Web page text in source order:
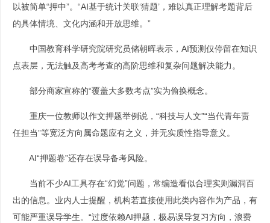
以被简单“押中”。“AI基于统计关联‘猜题’，难以真正理解考题背后
的具体情境、文化内涵和开放思维。”
中国教育科学研究院研究员储朝晖表示，AI预测仅停留在知识
点表层，无法触及高考考查的高阶思维和复杂问题解决能力。
部分商家宣称的“覆盖大多数考点”实为偷换概念。
重庆一位教师以作文押题举例说，“科技与人文”“当代青年责
任担当”等宽泛方向属命题应有之义，并无实质性指导意义。
AI“押题卷”还存在误导备考风险。
当前不少AI工具存在“幻觉”问题，常编造看似合理实则漏洞百
出的信息。业内人士提醒，机构若直接使用此类内容作为产品，有
可能严重误导学生。“过度依赖AI押题，极易误导复习方向，浪费